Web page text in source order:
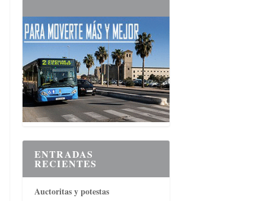
ENTRADAS
RECIENTES
Auctoritas y potestas